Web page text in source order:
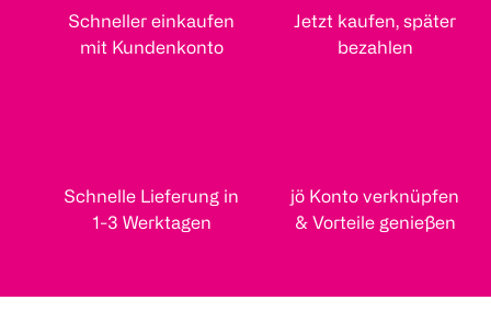
Schneller einkaufen
mit Kundenkonto
Jetzt kaufen, später
bezahlen
Schnelle Lieferung in
1-3 Werktagen
jö Konto verknüpfen
& Vorteile genießen